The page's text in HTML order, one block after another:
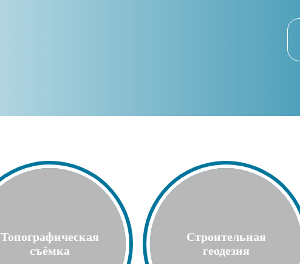
Топографическая
съёмка
Строительная
геодезия